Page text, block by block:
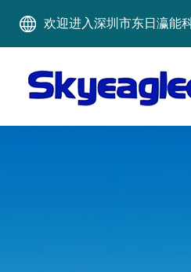
欢迎进入深圳市东日瀛能